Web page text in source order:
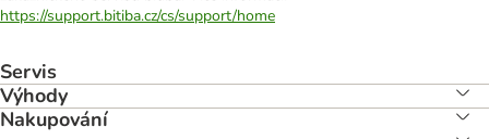
https://support.bitiba.cz/cs/support/home
Servis
Výhody
Nakupování